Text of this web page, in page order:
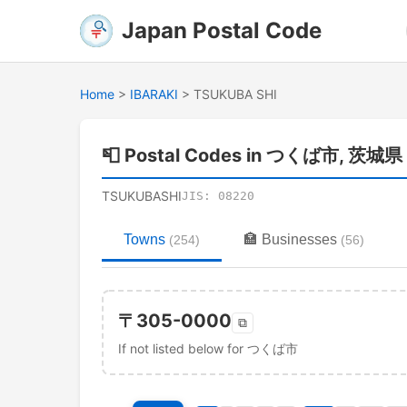
Japan Postal Code
Home > IBARAKI > TSUKUBA SHI
📮 Postal Codes in つくば市, 茨城県
TSUKUBASHIJIS: 08220
Towns (254) 🏣 Businesses (56)
〒 305-0000 ⧉
If not listed below for つくば市